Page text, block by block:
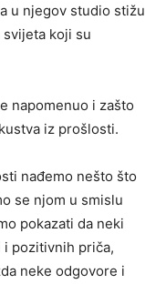
u njegov studio stižu
koji su
napomenuo i zašto
iz prošlosti.
nađemo nešto što
se njom u smislu
pokazati da neki
pozitivnih priča,
neke odgovore i